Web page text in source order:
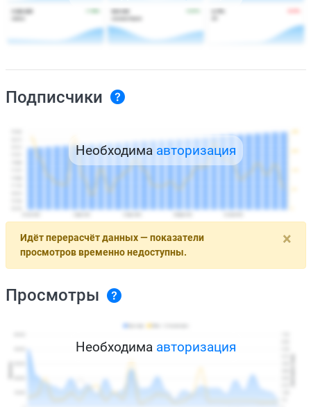
Подписчики
Необходима авторизация
×
Идёт перерасчёт данных — показатели
просмотров временно недоступны.
Просмотры
Необходима авторизация